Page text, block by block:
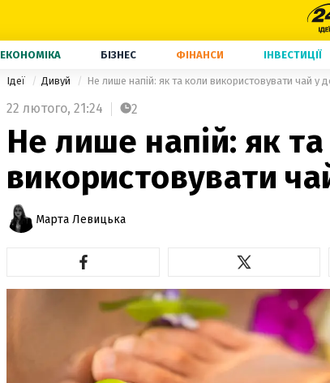
ЕКОНОМІКА БІЗНЕС ФІНАНСИ ІНВЕСТИЦІЇ
Ідеї Дивуй Не лише напій: як та коли використовувати чай у
22 лютого, 21:24 2
Не лише напій: як
використовувати
Марта Левицька